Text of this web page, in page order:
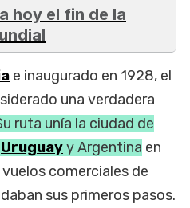
hoy el fin de la
e inaugurado en 1928, el
una verdadera
ruta unía la ciudad de
Uruguayy Argentina en
comerciales de
sus primeros pasos.